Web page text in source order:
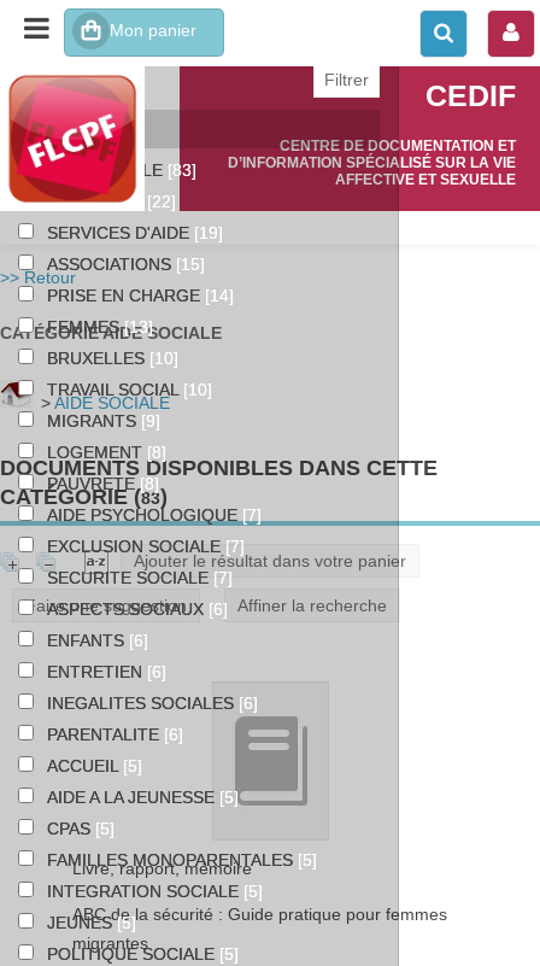
CEDIF
CENTRE DE DOCUMENTATION ET
D’INFORMATION SPÉCIALISÉ SUR LA VIE
AFFECTIVE ET SEXUELLE
>> Retour
CATÉGORIE AIDE SOCIALE
>AIDE SOCIALE
DOCUMENTS DISPONIBLES DANS CETTE
CATÉGORIE (83)
Ajouter le résultat dans votre panier
Faire une suggestion Affiner la recherche
Livre, rapport, mémoire
ABC de la sécurité : Guide pratique pour femmes
migrantes
affiner ou comparer
Catégories
AIDE SOCIALE [83]
PRECARITE [22]
SERVICES D'AIDE [19]
ASSOCIATIONS [15]
PRISE EN CHARGE [14]
FEMMES[13]
BRUXELLES [10]
TRAVAIL SOCIAL [10]
MIGRANTS [9]
LOGEMENT [8]
PAUVRETE[8]
AIDE PSYCHOLOGIQUE [7]
EXCLUSION SOCIALE [7]
SECURITE SOCIALE [7]
ASPECTS SOCIAUX [6]
ENFANTS [6]
ENTRETIEN [6]
INEGALITES SOCIALES [6]
PARENTALITE [6]
ACCUEIL [5]
AIDE A LA JEUNESSE [5]
CPAS [5]
FAMILLES MONOPARENTALES [5]
INTEGRATION SOCIALE [5]
JEUNES[5]
POLITIQUE SOCIALE [5]